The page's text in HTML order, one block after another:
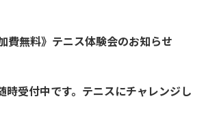
費無料》テニス体験会のお知らせ
時受付中です。テニスにチャレンジし